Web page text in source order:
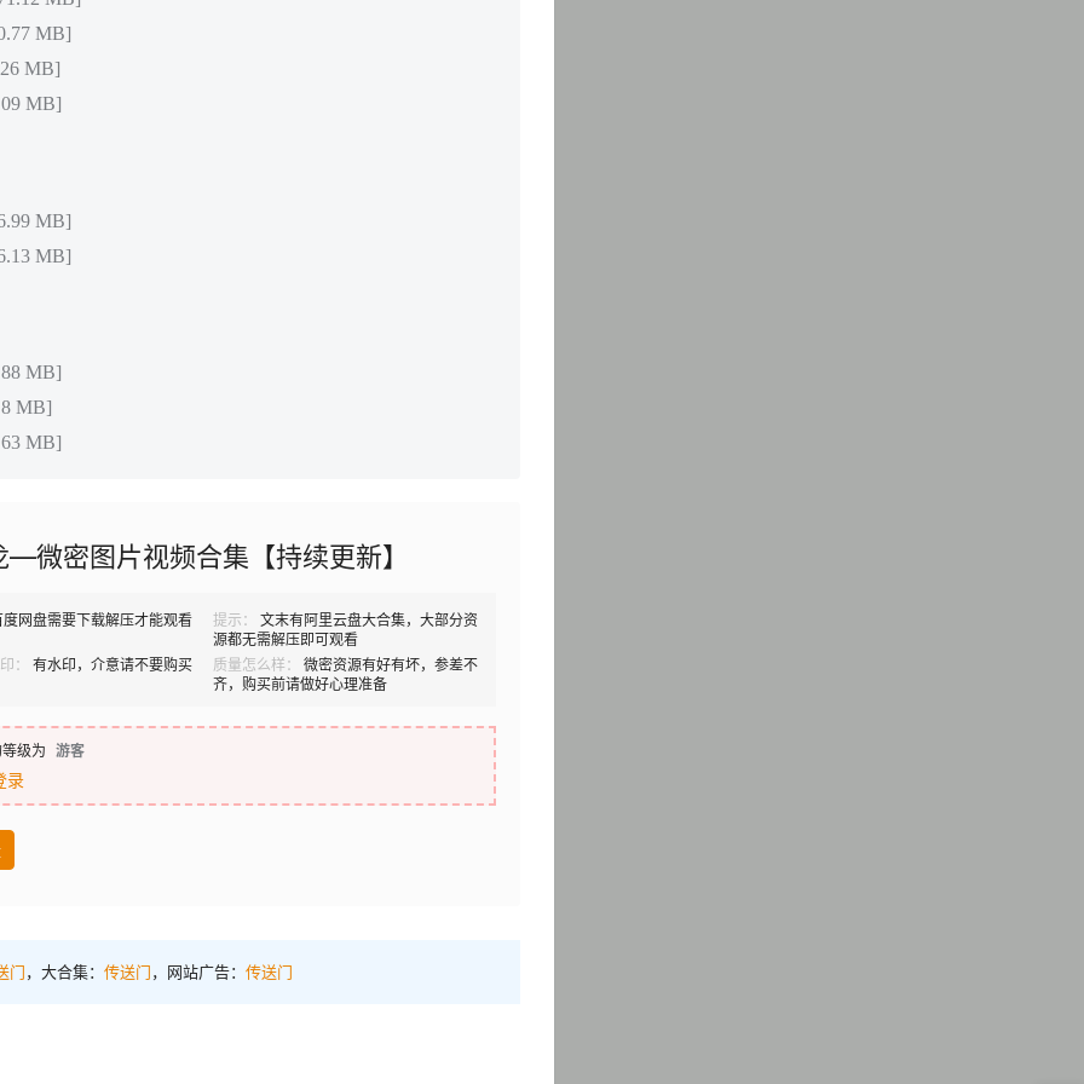
MB]
MB]
MB]
MB]
MB]
MB]
MB]
MB]
—微密图片视频合集【持续更新】
度网盘需要下载解压才能观看 提示：
文末有阿里云盘大合集，大部分资
源都无需解压即可观看
：
有水印，介意请不要购买 质量怎么样：
微密资源有好有坏，参差不
齐，购买前请做好心理准备
级为 游客
录
门，大合集： 传送门，网站广告： 传送门